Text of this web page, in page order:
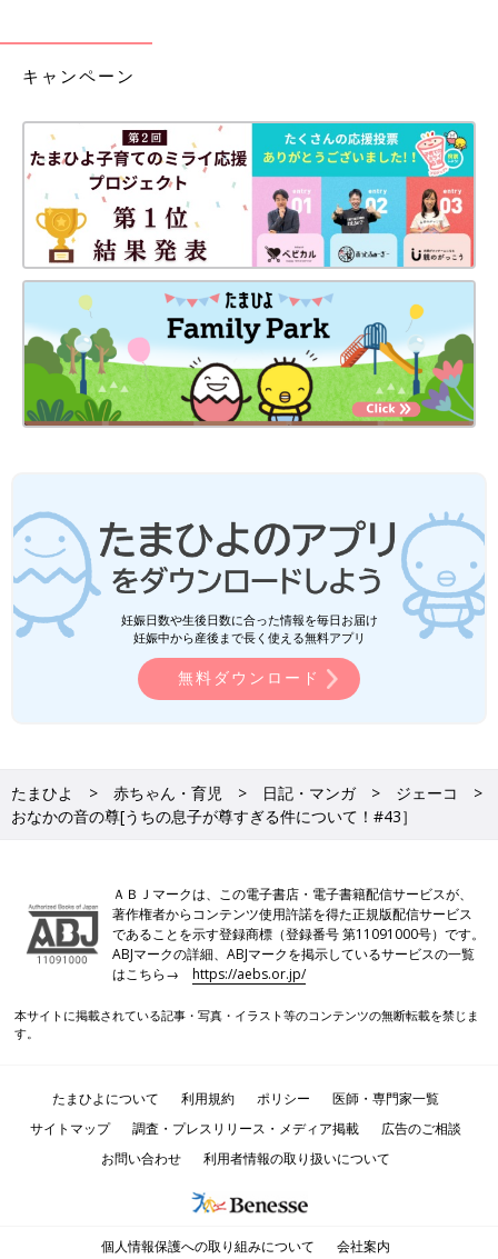
キャンペーン
妊娠日数や生後日数に合った情報を毎日お届け
妊娠中から産後まで長く使える無料アプリ
無料ダウンロード
たまひよ 赤ちゃん・育児 日記・マンガ
ジェーコ
おなかの音の尊[うちの息子が尊すぎる件について！#43］
ＡＢＪマークは、この電子書店・電子書籍配信サービスが、
著作権者からコンテンツ使用許諾を得た正規版配信サービス
であることを示す登録商標（登録番号 第11091000号）です。
ABJマークの詳細、ABJマークを掲示しているサービスの一覧
はこちら→https://aebs.or.jp/
本サイトに掲載されている記事・写真・イラスト等のコンテンツの無断転載を禁じま
す。
たまひよについて 利用規約 ポリシー
医師・専門家一覧
サイトマップ
調査・プレスリリース・メディア掲載
広告のご相談
お問い合わせ
利用者情報の取り扱いについて
個人情報保護への取り組みについて 会社案内